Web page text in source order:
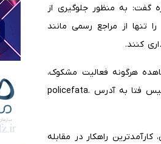
گفت: به منظور جلوگیری از
تنها از مراجع رسمی مانند
کنند.
هرگونه فعالیت مشکوک،
پیامک‌های فریبنده یا مواجهه با کلاهبرداری، بلافاصله موضوع را از طریق سایت پلیس فتا به آدرس policefata.
راهکار در مقابله